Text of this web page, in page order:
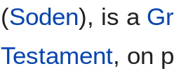
(Soden), is a
Testament, on